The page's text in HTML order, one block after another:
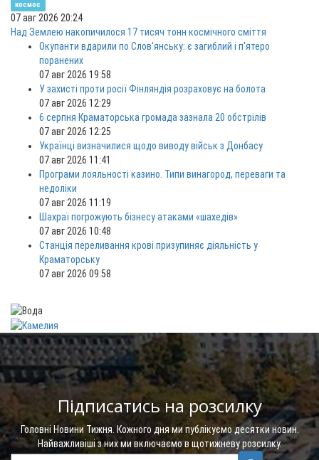
космос
07 авг 2026 20:24
Над Землею накопичилося 17 тисяч тонн космічного сміття
Окупанти вдарили по Слов'янську: є загиблий і п'ятеро
поранених
07 авг 2026 19:58
У захисті проти росії Фінляндія розраховує на болота
07 авг 2026 12:29
6 серпня Краматорська громада зазнала 20 обстрілів
07 авг 2026 12:25
Українці визначилися щодо виводу військ з Донбасу
07 авг 2026 11:41
Програми лояльності казино. Типи винагород, переваги та
недоліки
07 авг 2026 11:19
Шахраї погрожують бізнесу атаками «шахедів»
07 авг 2026 10:48
Станція переливання крові призупиняє діяльність у
Краматорську
07 авг 2026 09:58
Підписатись на розсилку
Головні Новини Тижня. Кожного дня ми публікуємо десятки новин.
Найважливіші з них ми включаємо в щотижневу розсилку.